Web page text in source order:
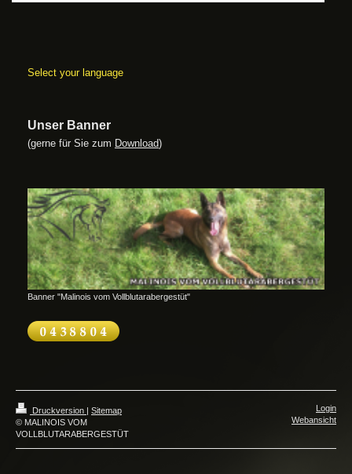
Select your language
Unser Banner
(gerne für Sie zum Download)
Banner "Malinois vom Vollblutarabergestüt"
Druckversion | Sitemap
© MALINOIS VOM
VOLLBLUTARABERGESTÜT
Login
Webansicht